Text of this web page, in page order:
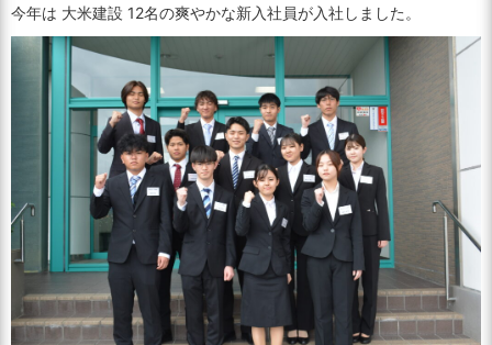
今年は 大米建設 12名の爽やかな新入社員が入社しました。